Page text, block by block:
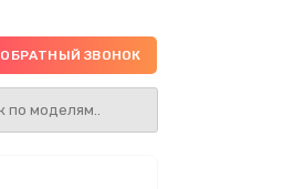
ОБРАТНЫЙ ЗВОНОК